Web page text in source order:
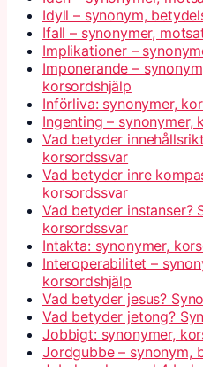
Idyll – synonym,
Ifall – synonymer,
Implikationer –
Imponerande –
korsordshjälp
Införliva: synonymer,
Ingenting – synonymer,
Vad betyder
korsordssvar
Vad betyder inre
korsordssvar
Vad betyder instanser?
korsordssvar
Intakta: synonymer,
Interoperabilitet –
korsordshjälp
Vad betyder jesus?
Vad betyder jetong?
Jobbigt: synonymer,
Jordgubbe – synonym,